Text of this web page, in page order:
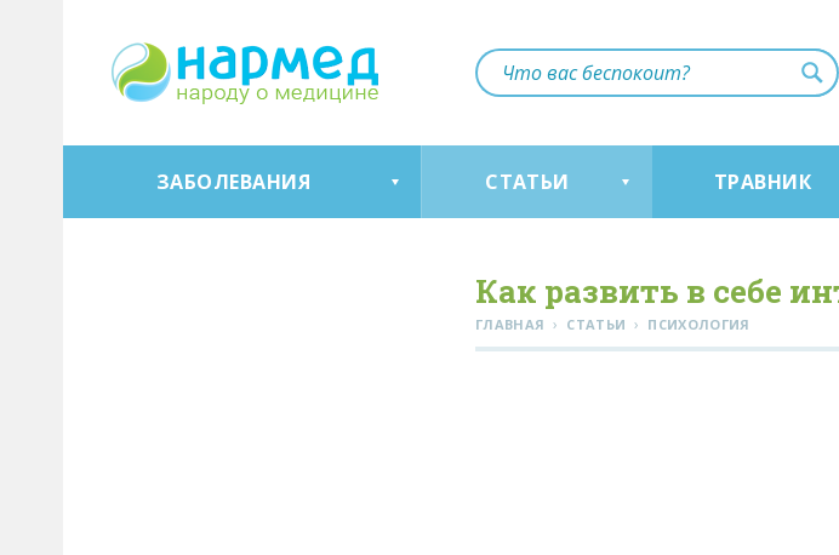
ЗАБОЛЕВАНИЯ СТАТЬИ ТРАВНИК
Как развить в себе
ГЛАВНАЯ › СТАТЬИ › ПСИХОЛОГИЯ